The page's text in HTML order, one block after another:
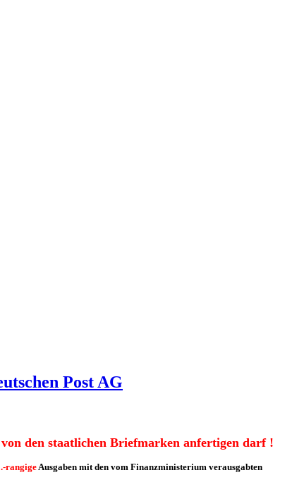
Post AG
den staatlichen Briefmarken anfertigen darf !
rangige Ausgaben mit den vom Finanzministerium verausgabten